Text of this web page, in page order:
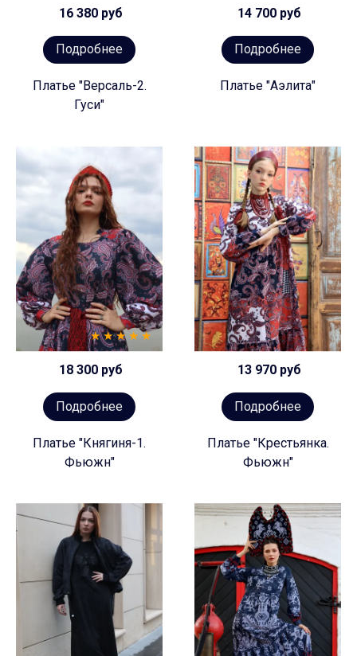
16 380 руб
Подробнее
Платье "Версаль-2.
Гуси"
14 700 руб
Подробнее
Платье "Аэлита"
18 300 руб
Подробнее
Платье "Княгиня-1.
Фьюжн"
13 970 руб
Подробнее
Платье "Крестьянка.
Фьюжн"